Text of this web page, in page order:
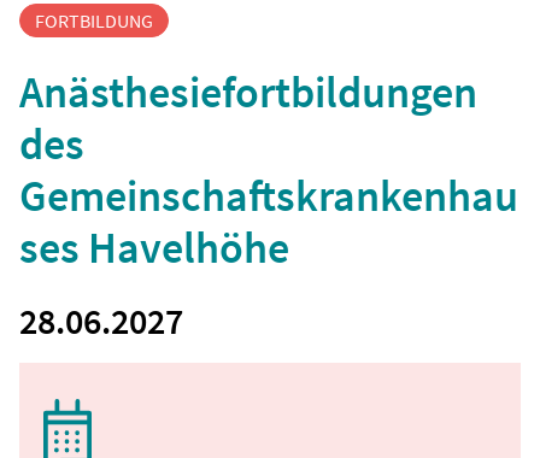
FORTBILDUNG
Anästhesiefortbildungen
des
Gemeinschaftskrankenhau
ses Havelhöhe
28.06.2027